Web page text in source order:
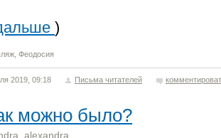
)
, Феодосия
2019, 09:18 Письма читателей
можно было?